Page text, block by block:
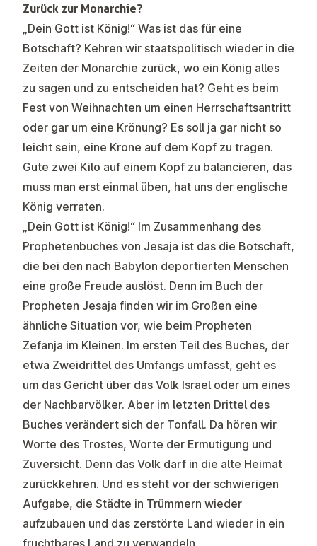
Zurück zur Monarchie?
„Dein Gott ist König!“ Was ist das für eine
Botschaft? Kehren wir staatspolitisch wieder in die
Zeiten der Monarchie zurück, wo ein König alles
zu sagen und zu entscheiden hat? Geht es beim
Fest von Weihnachten um einen Herrschaftsantritt
oder gar um eine Krönung? Es soll ja gar nicht so
leicht sein, eine Krone auf dem Kopf zu tragen.
Gute zwei Kilo auf einem Kopf zu balancieren, das
muss man erst einmal üben, hat uns der englische
König verraten.
„Dein Gott ist König!“ Im Zusammenhang des
Prophetenbuches von Jesaja ist das die Botschaft,
die bei den nach Babylon deportierten Menschen
eine große Freude auslöst. Denn im Buch der
Propheten Jesaja finden wir im Großen eine
ähnliche Situation vor, wie beim Propheten
Zefanja im Kleinen. Im ersten Teil des Buches, der
etwa Zweidrittel des Umfangs umfasst, geht es
um das Gericht über das Volk Israel oder um eines
der Nachbarvölker. Aber im letzten Drittel des
Buches verändert sich der Tonfall. Da hören wir
Worte des Trostes, Worte der Ermutigung und
Zuversicht. Denn das Volk darf in die alte Heimat
zurückkehren. Und es steht vor der schwierigen
Aufgabe, die Städte in Trümmern wieder
aufzubauen und das zerstörte Land wieder in ein
fruchtbares Land zu verwandeln.